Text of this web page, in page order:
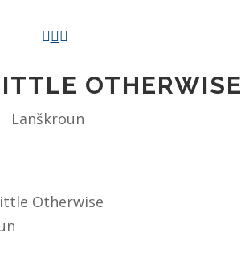
OTHERWISE
Lanškroun
Otherwise